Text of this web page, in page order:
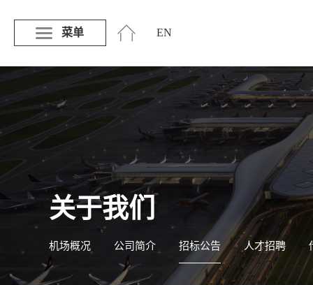
菜单 EN
关于我们
机场概况 公司简介 招标公告 人才招聘